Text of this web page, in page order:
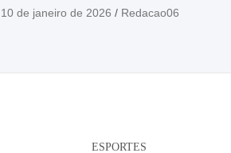
em Garibaldi
10 de janeiro de 2026 Redacao06
ESPORTES